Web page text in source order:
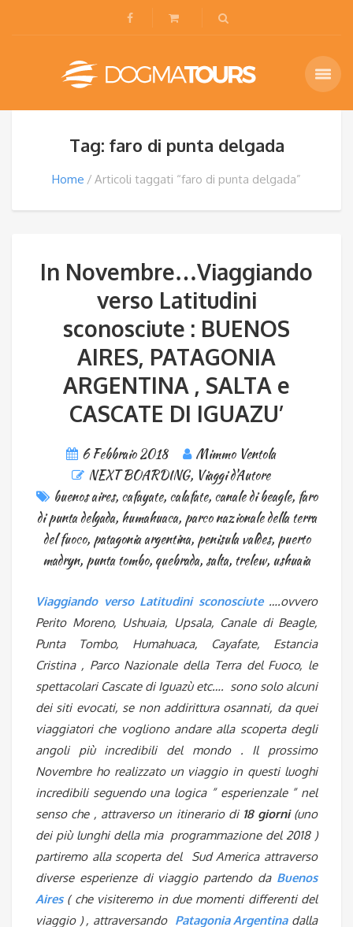
Tag: faro di punta delgada
Home Articoli taggati “faro di punta delgada”
In Novembre…Viaggiando
verso Latitudini
sconosciute : BUENOS
AIRES, PATAGONIA
ARGENTINA , SALTA e
CASCATE DI IGUAZU’
6 Febbraio 2018
Mimmo Ventola
NEXT BOARDING, Viaggi d'Autore
buenos aires, cafayate, calafate, canale di beagle, faro
di punta delgada, humahuaca, parco nazionale della terra
del fuoco, patagonia argentina, penisula valdes, puerto
madryn, punta tombo, quebrada, salta, trelew, ushuaia
Viaggiando verso Latitudini sconosciute….ovvero
Perito Moreno, Ushuaia, Upsala, Canale di Beagle,
Punta Tombo, Humahuaca, Cayafate, Estancia
Cristina , Parco Nazionale della Terra del Fuoco, le
spettacolari Cascate di Iguazù etc…. sono solo alcuni
dei siti evocati, se non addirittura osannati, da quei
viaggiatori che vogliono andare alla scoperta degli
angoli più incredibili del mondo . Il prossimo
Novembre ho realizzato un viaggio in questi luoghi
incredibili seguendo una logica ” esperienzale ” nel
senso che , attraverso un itinerario di 18 giorni(uno
dei più lunghi della mia programmazione del 2018 )
partiremo alla scoperta del Sud America attraverso
diverse esperienze di viaggio partendo da Buenos
Aires( che visiteremo in due momenti differenti del
viaggio ) , attraversando Patagonia Argentinadalla